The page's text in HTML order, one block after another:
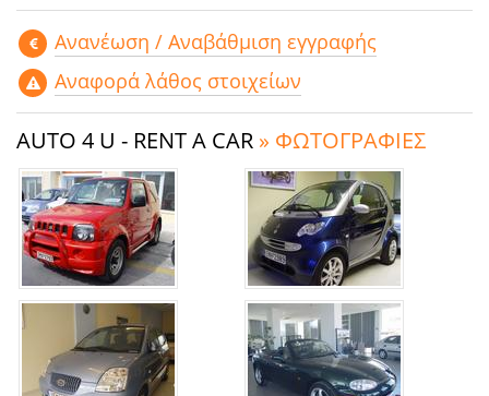
Aνανέωση / Αναβάθμιση εγγραφής
Αναφορά λάθος στοιχείων
AUTO 4 U - RENT A CAR » ΦΩΤΟΓΡΑΦΙΕΣ